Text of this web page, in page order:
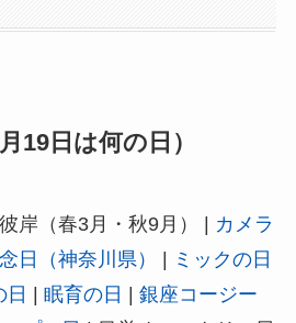
19日は何の日）
岸（春3月・秋9月） |
カメラ
日（神奈川県）
ミックの日
日 眠育の日
銀座コージー